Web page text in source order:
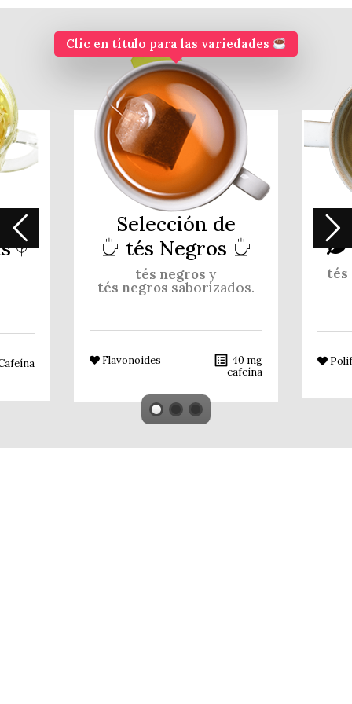
Clic en título para las variedades
Selección de
tés Negros
tés negros y
tés negros saborizados.
Flavonoides list_alt 40 mg
cafeína
tés